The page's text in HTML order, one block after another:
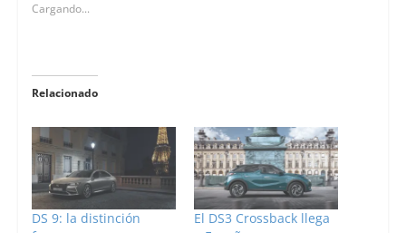
Cargando...
Relacionado
DS 9: la distinción
El DS3 Crossback llega